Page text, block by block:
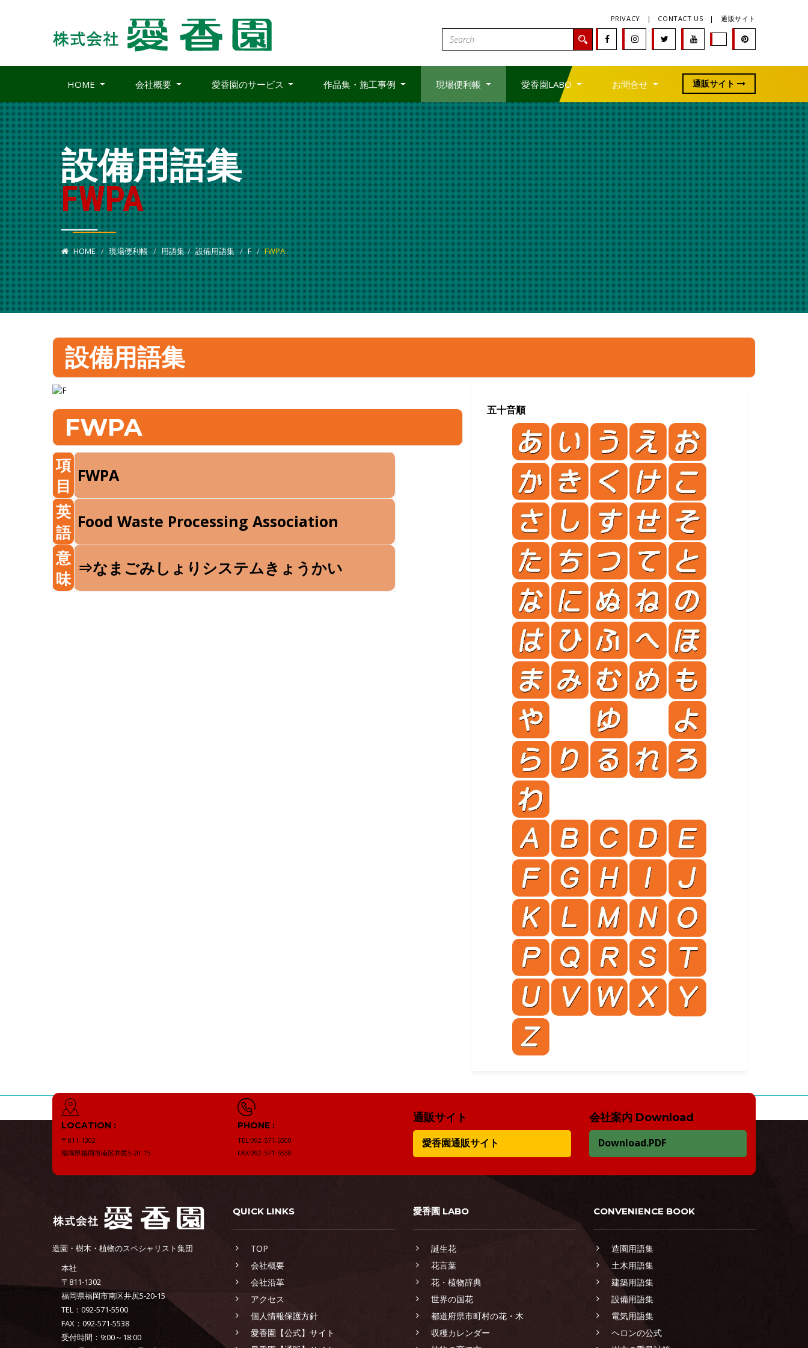
PRIVACY | CONTACT US | 通販サイト
HOME 会社概要 愛香園のサービス 作品集・施工事例 現場便利帳 愛香園LABO お問合せ 通販サイト
設備用語集
FWPA
HOME 現場便利帳 用語集 設備用語集 F FWPA
設備用語集
FWPA
項
目
FWPA
英
語
Food Waste Processing Association
意
味
⇒なまごみしょりシステムきょうかい
五十音順
LOCATION :
〒811-1302
福岡県福岡市南区井尻5-20-15
PHONE :
TEL:092-571-5500
FAX:092-571-5538
通販サイト
愛香園通販サイト
会社案内 Download
Download.PDF
造園・樹木・植物のスペシャリスト集団
本社
〒811-1302
福岡県福岡市南区井尻5-20-15
TEL：092-571-5500
FAX：092-571-5538
受付時間：9:00～18:00
QUICK LINKS
TOP
会社概要
会社沿革
アクセス
個人情報保護方針
愛香園【公式】サイト
愛香園 LABO
誕生花
花言葉
花・植物辞典
世界の国花
都道府県市町村の花・木
収穫カレンダー
CONVENIENCE BOOK
造園用語集
土木用語集
建築用語集
設備用語集
電気用語集
ヘロンの公式